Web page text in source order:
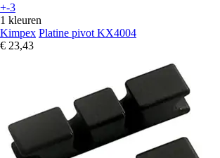
+-3
1 kleuren
Kimpex Platine pivot KX4004
€ 23,43